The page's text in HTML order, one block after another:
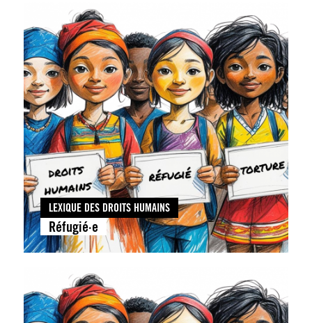
LEXIQUE DES DROITS HUMAINS
Réfugié·e